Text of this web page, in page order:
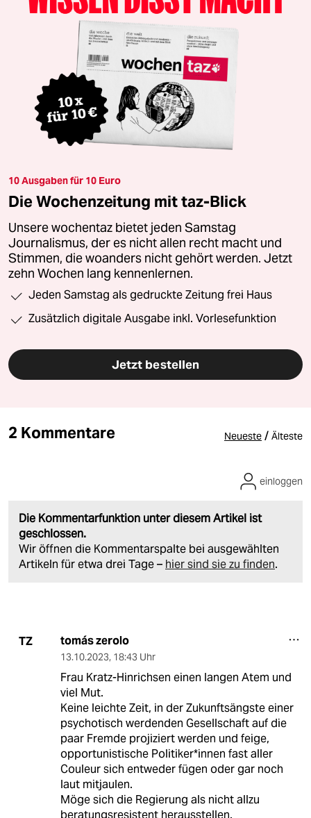
10 Ausgaben für 10 Euro
Die Wochenzeitung mit taz-Blick
Unsere wochentaz bietet jeden Samstag
Journalismus, der es nicht allen recht macht und
Stimmen, die woanders nicht gehört werden. Jetzt
zehn Wochen lang kennenlernen.
Jeden Samstag als gedruckte Zeitung frei Haus
Zusätzlich digitale Ausgabe inkl. Vorlesefunktion
Jetzt bestellen
2 Kommentare Neueste / Älteste
Die Kommentarfunktion unter diesem Artikel ist
geschlossen.
Wir öffnen die Kommentarspalte bei ausgewählten
Artikeln für etwa drei Tage – hier sind sie zu finden.
einloggen
TZ tomás zerolo
13.10.2023, 18:43 Uhr
Frau Kratz-Hinrichsen einen langen Atem und
viel Mut.
Keine leichte Zeit, in der Zukunftsängste einer
psychotisch werdenden Gesellschaft auf die
paar Fremde projiziert werden und feige,
opportunistische Politiker*innen fast aller
Couleur sich entweder fügen oder gar noch
laut mitjaulen.
Möge sich die Regierung als nicht allzu
beratungsresistent herausstellen.